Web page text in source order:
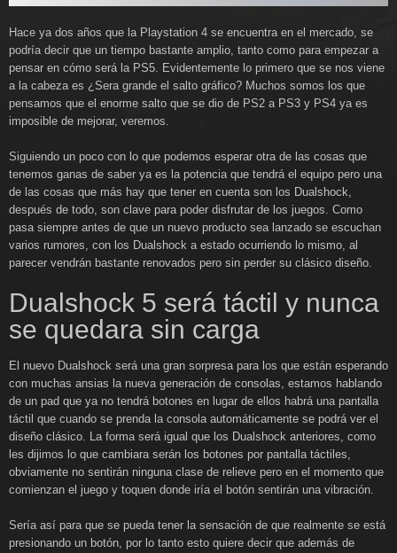
Hace ya dos años que la Playstation 4 se encuentra en el mercado, se
podría decir que un tiempo bastante amplio, tanto como para empezar a
pensar en cómo será la PS5. Evidentemente lo primero que se nos viene
a la cabeza es ¿Sera grande el salto gráfico? Muchos somos los que
pensamos que el enorme salto que se dio de PS2 a PS3 y PS4 ya es
imposible de mejorar, veremos.
Siguiendo un poco con lo que podemos esperar otra de las cosas que
tenemos ganas de saber ya es la potencia que tendrá el equipo pero una
de las cosas que más hay que tener en cuenta son los Dualshock,
después de todo, son clave para poder disfrutar de los juegos. Como
pasa siempre antes de que un nuevo producto sea lanzado se escuchan
varios rumores, con los Dualshock a estado ocurriendo lo mismo, al
parecer vendrán bastante renovados pero sin perder su clásico diseño.
Dualshock 5 será táctil y nunca
se quedara sin carga
El nuevo Dualshock será una gran sorpresa para los que están esperando
con muchas ansias la nueva generación de consolas, estamos hablando
de un pad que ya no tendrá botones en lugar de ellos habrá una pantalla
táctil que cuando se prenda la consola automáticamente se podrá ver el
diseño clásico. La forma será igual que los Dualshock anteriores, como
les dijimos lo que cambiara serán los botones por pantalla táctiles,
obviamente no sentirán ninguna clase de relieve pero en el momento que
comienzan el juego y toquen donde iría el botón sentirán una vibración.
Sería así para que se pueda tener la sensación de que realmente se está
presionando un botón, por lo tanto esto quiere decir que además de